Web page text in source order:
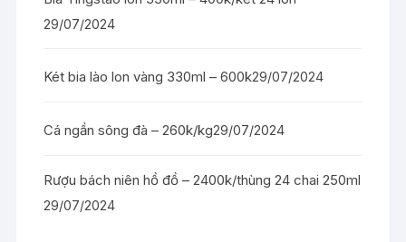
29/07/2024
Két bia lào lon vàng 330ml – 600k29/07/2024
Cá ngần sông đà – 260k/kg29/07/2024
Rượu bách niên hồ đồ – 2400k/thùng 24 chai 250ml
29/07/2024